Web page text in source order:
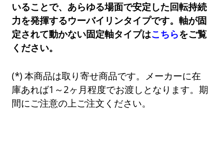
いることで、あらゆる場面で安定した回転持続
力を発揮するウーバイリンタイプです。軸が固
定されて動かない固定軸タイプはこちらをご覧
ください。
本商品は取り寄せ商品です。メーカーに在
庫あれば1～2ヶ月程度でお渡しとなります。期
間にご注意の上ご注文ください。